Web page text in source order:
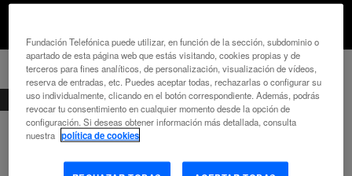
BIBLIOTECA>LIBROS> MANUAL DE USO...
Fundación Telefónica puede utilizar, en función de la sección, subdominio o
apartado de esta página web que estás visitando, cookies propias y de
terceros para fines analíticos, de personalización, visualización de vídeos,
reserva de entradas, etc. Puedes aceptar todas, rechazarlas o configurar su
uso individualmente, clicando en el botón correspondiente. Además, podrás
revocar tu consentimiento en cualquier momento desde la opción de
configuración. Si deseas obtener información más detallada, consulta
nuestra política de cookies